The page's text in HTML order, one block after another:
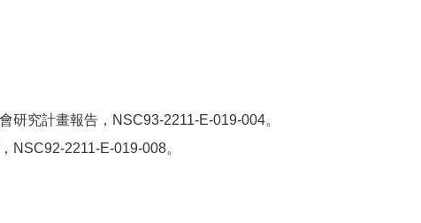
究計畫報告，NSC93-2211-E-019-004。
NSC92-2211-E-019-008。